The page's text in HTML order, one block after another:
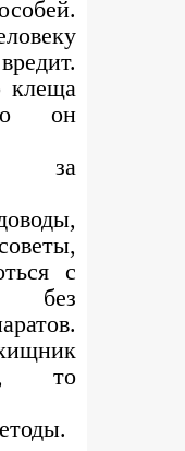
клеща
он
с
без
то